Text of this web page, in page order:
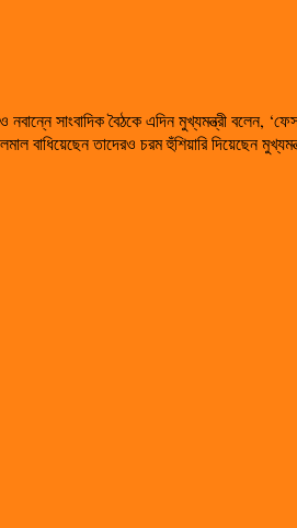
নবান্নে সাংবাদিক বৈঠকে এদিন মুখ্যমন্ত্রী
বাধিয়েছেন তাদেরও চরম হুঁশিয়ারি দিয়েছেন